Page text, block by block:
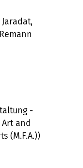
-
and
(M.F.A.))